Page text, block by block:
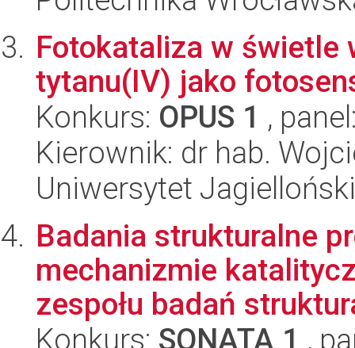
Fotokataliza w świetle
tytanu(IV) jako
Konkurs: OPUS 1 ,
Kierownik: dr hab.
Uniwersytet
Badania strukturalne
mechanizmie
zespołu badań
Konkurs: SONATA 1 ,